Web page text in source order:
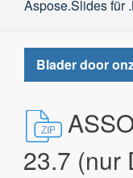
Aspose.Slides für
Blader door
23.7 (nur